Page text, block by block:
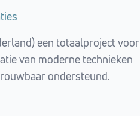
een totaalproject voor
van moderne technieken
ondersteund.